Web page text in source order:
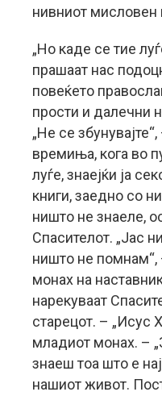
нивниот мисловен
„Но каде се тие
прашаат нас
повеќето
прости и далечни
„Не се
времиња, кога во
луѓе, знаејќи ја
книги, заедно со
ништо не знаеле,
Спасителот. „Јас
ништо не
монах на
нарекуваат
старецот. – „Исус
младиот монах. –
знаеш тоа што е
нашиот живот.